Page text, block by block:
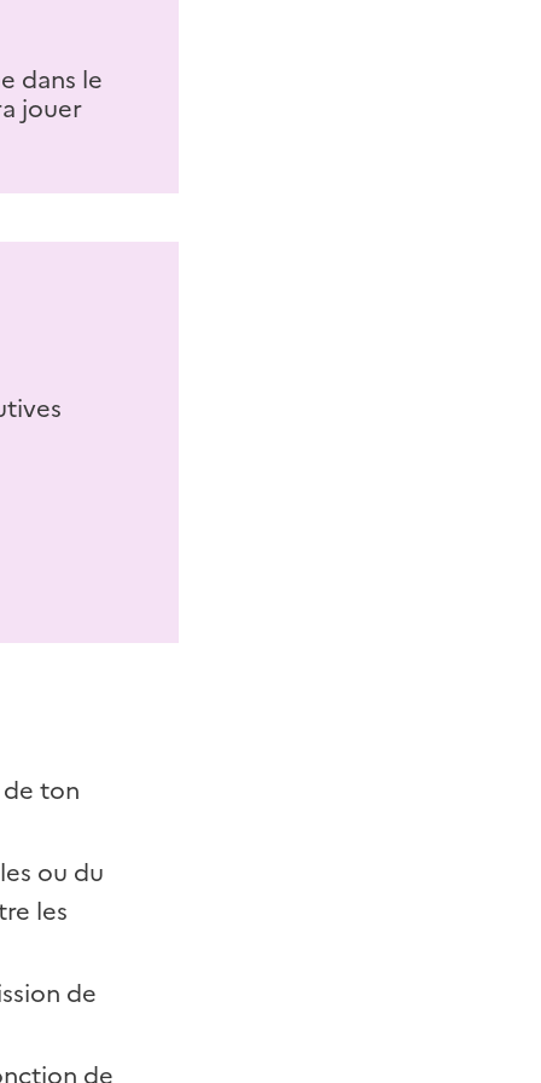
dans le
jouer
ton
ou du
les
de
de